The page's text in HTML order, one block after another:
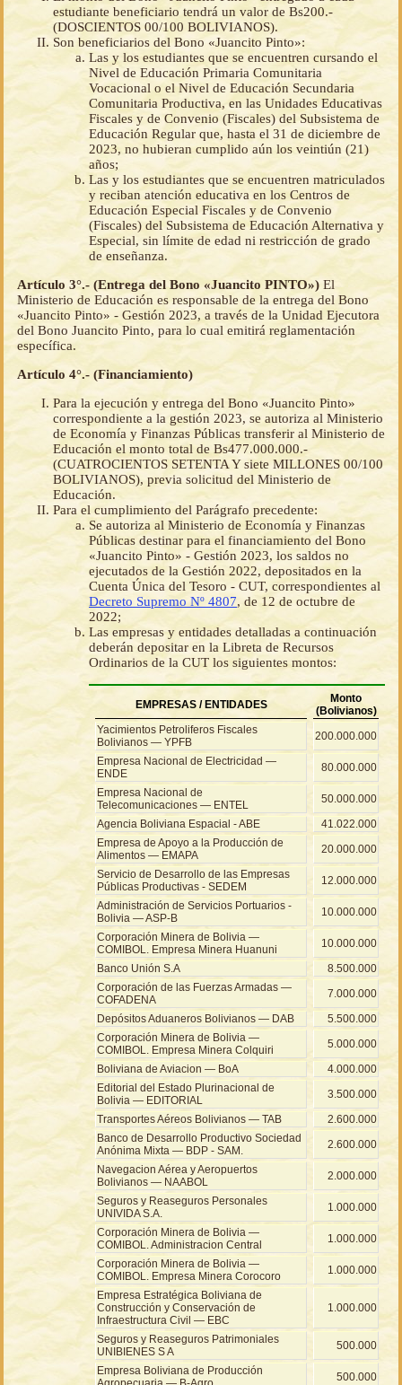
estudiante beneficiario tendrá un valor de Bs200.-
(DOSCIENTOS 00/100 BOLIVIANOS).
Son beneficiarios del Bono «Juancito Pinto»:
Las y los estudiantes que se encuentren cursando el
Nivel de Educación Primaria Comunitaria
Vocacional o el Nivel de Educación Secundaria
Comunitaria Productiva, en las Unidades Educativas
Fiscales y de Convenio (Fiscales) del Subsistema de
Educación Regular que, hasta el 31 de diciembre de
2023, no hubieran cumplido aún los veintiún (21)
años;
Las y los estudiantes que se encuentren matriculados
y reciban atención educativa en los Centros de
Educación Especial Fiscales y de Convenio
(Fiscales) del Subsistema de Educación Alternativa y
Especial, sin límite de edad ni restricción de grado
de enseñanza.
Artículo 3°.- (Entrega del Bono «Juancito PINTO») El
Ministerio de Educación es responsable de la entrega del Bono
«Juancito Pinto» - Gestión 2023, a través de la Unidad Ejecutora
del Bono Juancito Pinto, para lo cual emitirá reglamentación
específica.
Artículo 4°.- (Financiamiento)
Para la ejecución y entrega del Bono «Juancito Pinto»
correspondiente a la gestión 2023, se autoriza al Ministerio
de Economía y Finanzas Públicas transferir al Ministerio de
Educación el monto total de Bs477.000.000.-
(CUATROCIENTOS SETENTA Y siete MILLONES 00/100
BOLIVIANOS), previa solicitud del Ministerio de
Educación.
Para el cumplimiento del Parágrafo precedente:
Se autoriza al Ministerio de Economía y Finanzas
Públicas destinar para el financiamiento del Bono
«Juancito Pinto» - Gestión 2023, los saldos no
ejecutados de la Gestión 2022, depositados en la
Cuenta Única del Tesoro - CUT, correspondientes al
Decreto Supremo Nº 4807, de 12 de octubre de
2022;
Las empresas y entidades detalladas a continuación
deberán depositar en la Libreta de Recursos
Ordinarios de la CUT los siguientes montos:
EMPRESAS / ENTIDADES
Monto
(Bolivianos)
Yacimientos Petroliferos Fiscales
Bolivianos — YPFB
200.000.000
Empresa Nacional de Electricidad —
ENDE
80.000.000
Empresa Nacional de
Telecomunicaciones — ENTEL
50.000.000
Agencia Boliviana Espacial - ABE
41.022.000
Empresa de Apoyo a la Producción de
Alimentos — EMAPA
20.000.000
Servicio de Desarrollo de las Empresas
Públicas Productivas - SEDEM
12.000.000
Administración de Servicios Portuarios -
Bolivia — ASP-B
10.000.000
Corporación Minera de Bolivia —
COMIBOL. Empresa Minera Huanuni
10.000.000
Banco Unión S.A
8.500.000
Corporación de las Fuerzas Armadas —
COFADENA
7.000.000
Depósitos Aduaneros Bolivianos — DAB
5.500.000
Corporación Minera de Bolivia —
COMIBOL. Empresa Minera Colquiri
5.000.000
Boliviana de Aviacion — BoA
4.000.000
Editorial del Estado Plurinacional de
Bolivia — EDITORIAL
3.500.000
Transportes Aéreos Bolivianos — TAB
2.600.000
Banco de Desarrollo Productivo Sociedad
Anónima Mixta — BDP - SAM.
2.600.000
Navegacion Aérea y Aeropuertos
Bolivianos — NAABOL
2.000.000
Seguros y Reaseguros Personales
UNIVIDA S.A.
1.000.000
Corporación Minera de Bolivia —
COMIBOL. Administracion Central
1.000.000
Corporación Minera de Bolivia —
COMIBOL. Empresa Minera Corocoro
1.000.000
Empresa Estratégica Boliviana de
Construcción y Conservación de
Infraestructura Civil — EBC
1.000.000
Seguros y Reaseguros Patrimoniales
UNIBIENES S A
500.000
Empresa Boliviana de Producción
500.000